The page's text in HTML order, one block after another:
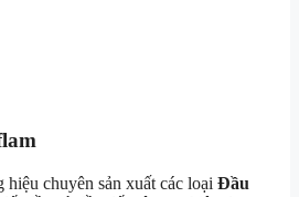
chuyên sản xuất các loại Đầu